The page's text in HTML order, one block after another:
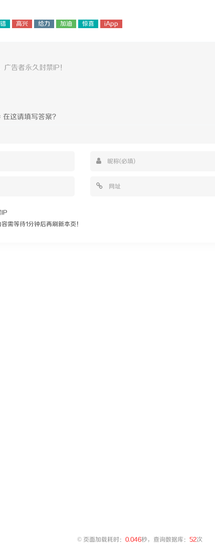
高兴 给力 加油 惊喜 iApp
IP
需等待1分钟后再刷新本页！
© 页面加载耗时： 0.046秒，查询数据库： 52次